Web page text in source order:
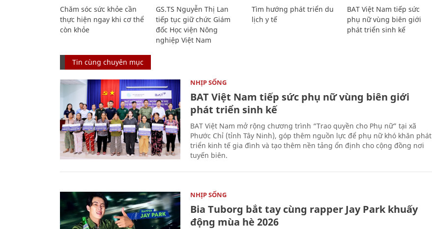
Chăm sóc sức khỏe cần
thực hiện ngay khi cơ thể
còn khỏe
GS.TS Nguyễn Thị Lan
tiếp tục giữ chức Giám
đốc Học viện Nông
nghiệp Việt Nam
Tìm hướng phát triển du
lịch y tế
BAT Việt Nam tiếp sức
phụ nữ vùng biên giới
phát triển sinh kế
Tin cùng chuyên mục
NHỊP SỐNG
BAT Việt Nam tiếp sức phụ nữ vùng biên giới
phát triển sinh kế
BAT Việt Nam mở rộng chương trình “Trao quyền cho Phụ nữ” tại xã
Phước Chỉ (tỉnh Tây Ninh), góp thêm nguồn lực để phụ nữ khó khăn phát
triển kinh tế gia đình và tạo thêm nền tảng ổn định cho cộng đồng nơi
tuyến biên.
NHỊP SỐNG
Bia Tuborg bắt tay cùng rapper Jay Park khuấy
động mùa hè 2026